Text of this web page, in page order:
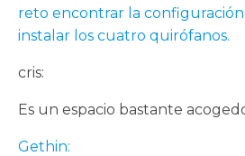
reto encontrar la configuración
instalar los cuatro quirófanos.
cris:
Es un espacio bastante
Gethin: